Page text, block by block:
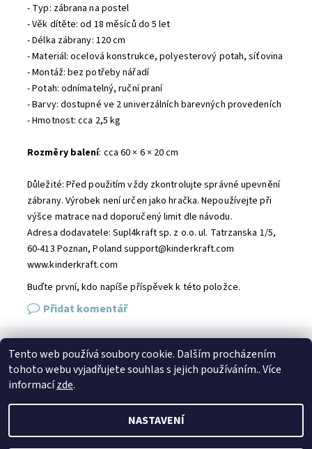
- Typ: zábrana na postel
- Věk dítěte: od 18 měsíců do 5 let
- Délka zábrany: 120 cm
- Materiál: ocelová konstrukce, polyesterový potah, síťovina
- Montáž: bez potřeby nářadí
- Potah: odnímatelný, ruční praní
- Barvy: dostupné ve 2 univerzálních barevných provedeních
- Hmotnost: cca 2,5 kg
Rozměry balení: cca 60 × 6 × 20 cm
Důležité: Před použitím vždy zkontrolujte správné upevnění
zábrany. Výrobek není určen jako hračka. Nepoužívejte při
výšce matrace nad doporučený limit dle návodu.
Adresa dodavatele: Supl4kraft sp. z o.o. ul. Tatrzanska 1/5,
60-413 Poznan, Poland support@kinderkraft.com
www.kinderkraft.com
Buďte první, kdo napíše příspěvek k této položce.
Přidat komentář
SPOJTE SE S NÁMI
Kontakt
2026 © Petto.cz, všechna práva vyhrazena
Tento web používá soubory cookie. Dalším procházením
tohoto webu vyjadřujete souhlas s jejich používáním.. Více
informacízde.
NASTAVENÍ